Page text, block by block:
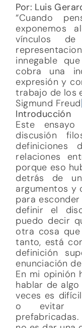
Por: Luis
“Cuando
exponemos
vínculos
innegable
cobra una
expresión y
trabajo de los
Sigmund Freud
Introducción
Este
discusión
definiciones
relaciones
porque eso
detrás de
argumentos y
para
definir el
puedo decir
otra cosa
tanto, está
definición
enunciación
En mi opinión
hablar de
veces es
o evitar